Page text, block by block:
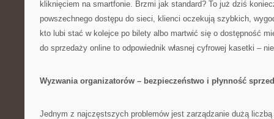
kliknięciem na smartfonie. Brzmi jak standard? To już dziś
powszechnego dostępu do sieci, klienci oczekują szybkich,
kto lubi stać w kolejce po bilety albo martwić się o dostępność
do sprzedaży online to odpowiednik własnej cyfrowej kasetki –
Wyzwania organizatorów – bezpieczeństwo i płynność
Jednym z najczęstszych problemów jest zarządzanie dużą